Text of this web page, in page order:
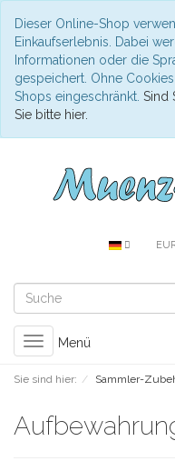
Dieser Online-Shop
Einkaufserlebnis. Dabei
Informationen oder die
gespeichert. Ohne
Shops eingeschränkt. Sind
Sie bitte hier.
Toggle
navigation
Menü
Sie sind hier: Sammler-